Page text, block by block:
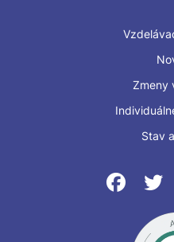
Zmeny
Stav